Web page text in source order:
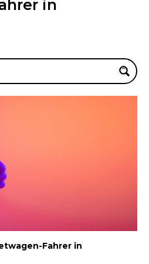
in
Fahrer in